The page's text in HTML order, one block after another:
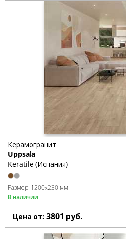
Керамогранит
Uppsala
Keratile (Испания)
Размер: 1200x230 мм
В наличии
Цена от: 3801 руб.